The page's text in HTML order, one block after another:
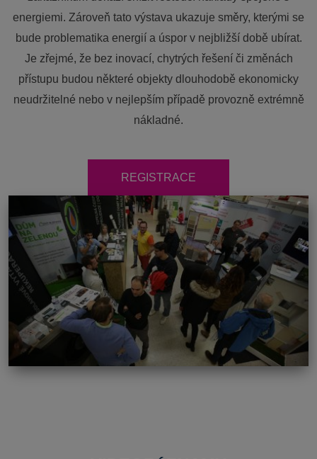
energiemi. Zároveň tato výstava ukazuje směry, kterými se
bude problematika energií a úspor v nejbližší době ubírat.
Je zřejmé, že bez inovací, chytrých řešení či změnách
přístupu budou některé objekty dlouhodobě ekonomicky
neudržitelné nebo v nejlepším případě provozně extrémně
nákladné.
REGISTRACE